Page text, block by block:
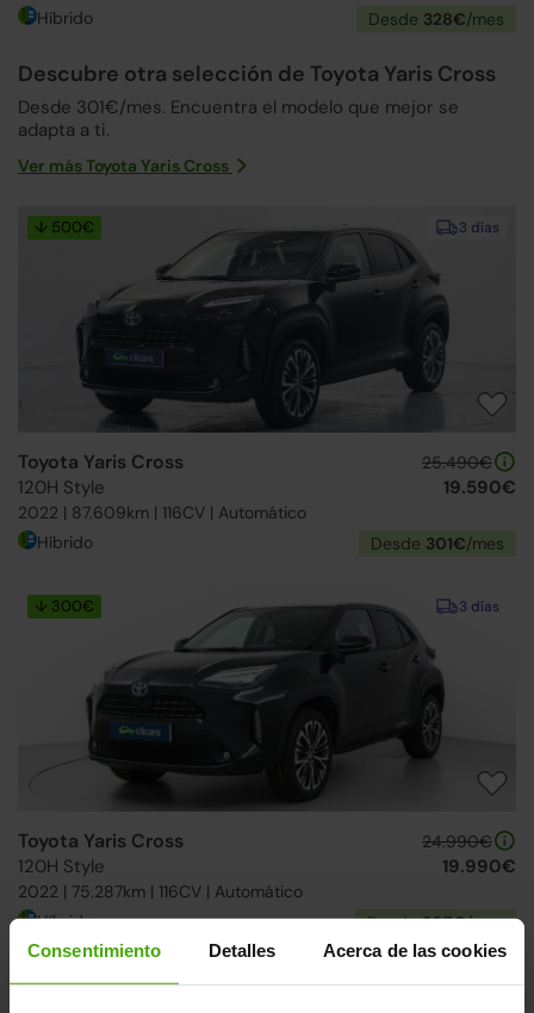
Consentimiento Detalles Acerca de las cookies
Híbrido Desde 328€/mes
Descubre otra selección de Toyota Yaris Cross
Desde 301€/mes. Encuentra el modelo que mejor se
adapta a ti.
Ver más Toyota Yaris Cross
3 días
↓ 500€
Toyota Yaris Cross
120H Style
2022 | 87.609km | 116CV | Automático
25.490€
19.590€
Híbrido Desde 301€/mes
3 días
↓ 300€
Toyota Yaris Cross
120H Style
2022 | 75.287km | 116CV | Automático
24.990€
19.990€
Híbrido Desde307€/mes
3 días
↓ 200€